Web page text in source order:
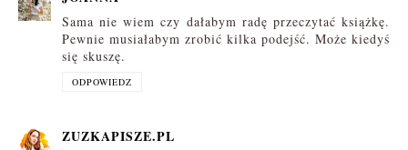
Sama nie wiem czy dałabym radę przeczytać książkę.
Pewnie musiałabym zrobić kilka podejść. Może kiedyś
się skuszę.
ODPOWIEDZ
ZUZKAPISZE.PL